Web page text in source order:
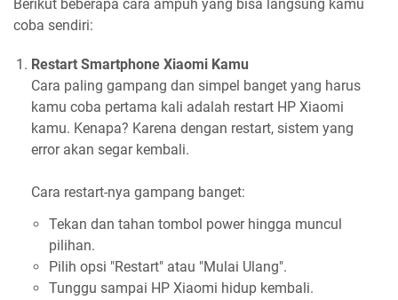
Berikut beberapa cara ampuh yang bisa langsung kamu
coba sendiri:
Restart Smartphone Xiaomi Kamu
Cara paling gampang dan simpel banget yang harus
kamu coba pertama kali adalah restart HP Xiaomi
kamu. Kenapa? Karena dengan restart, sistem yang
error akan segar kembali.
Cara restart-nya gampang banget:
Tekan dan tahan tombol power hingga muncul
pilihan.
Pilih opsi "Restart" atau "Mulai Ulang".
Tunggu sampai HP Xiaomi hidup kembali.